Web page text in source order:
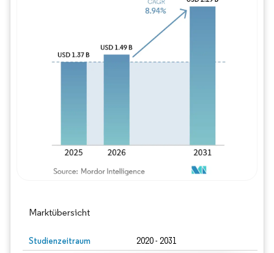
Marktübersicht
Studienzeitraum 2020 - 2031